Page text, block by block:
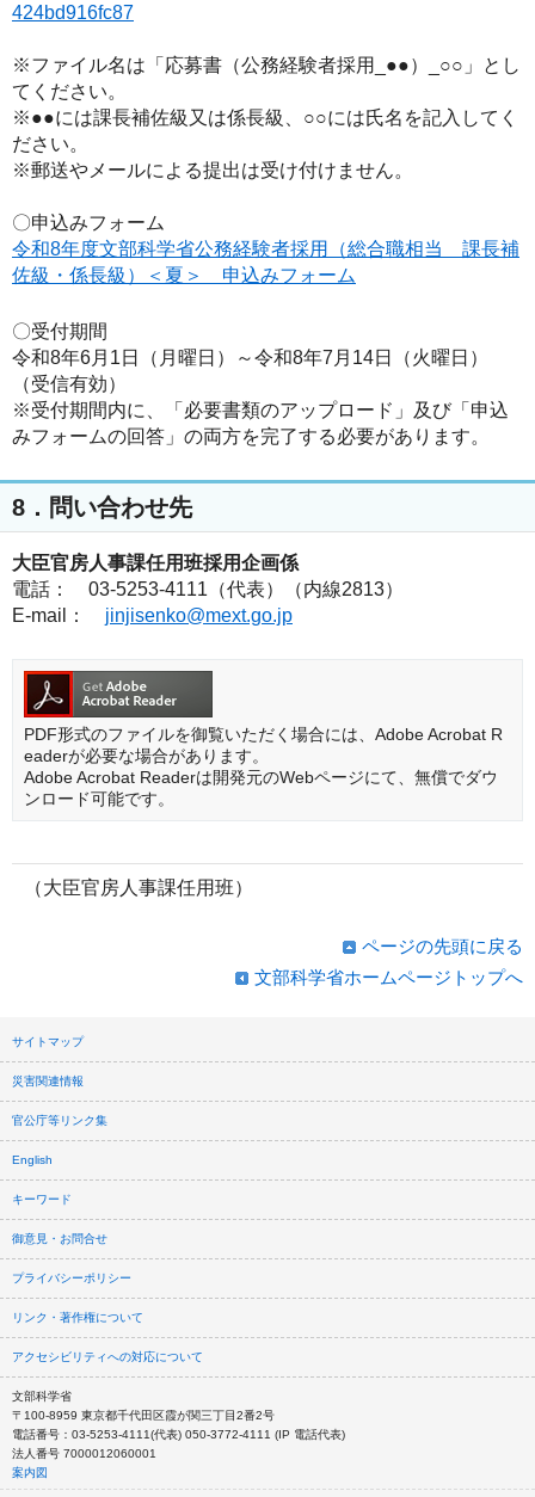
424bd916fc87
※ファイル名は「応募書（公務経験者採用_●●）_○○」とし
てください。
※●●には課長補佐級又は係長級、○○には氏名を記入してく
ださい。
※郵送やメールによる提出は受け付けません。
〇申込みフォーム
令和8年度文部科学省公務経験者採用（総合職相当 課長補
佐級 ・係長級 ）＜夏＞ 申込みフォーム
〇受付期間
令和8年6月1日（月曜日）～令和8年7月14日（火曜日）
（受信有効）
※受付期間内に、
「必要書類のアップロード」 及び「申込
みフォームの回答」 の両方を完了する必要があります。
8．問い合わせ先
大臣官房人事課任用班採用企画係
電話： 03-5253-4111（代表）（内線2813）
E-mail： jinjisenko@mext.go.jp
PDF形式のファイルを御覧いただく場合には、Adobe Acrobat R
eaderが必要な場合があります。
Adobe Acrobat Readerは開発元のWebページにて、無償でダウ
ンロード可能です。
（大臣官房人事課任用班）
ページの先頭に戻る
文部科学省ホームページトップへ
サイトマップ
災害関連情報
官公庁等リンク集
English
キーワード
御意見・お問合せ
プライバシーポリシー
リンク・著作権について
アクセシビリティへの対応について
文部科学省
〒100-8959 東京都千代田区霞が関三丁目2番2号
電話番号：03-5253-4111(代表) 050-3772-4111 (IP 電話代表)
法人番号 7000012060001
案内図